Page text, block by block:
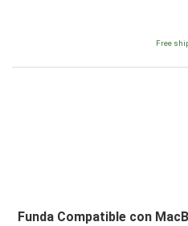
Free
Funda Compatible con